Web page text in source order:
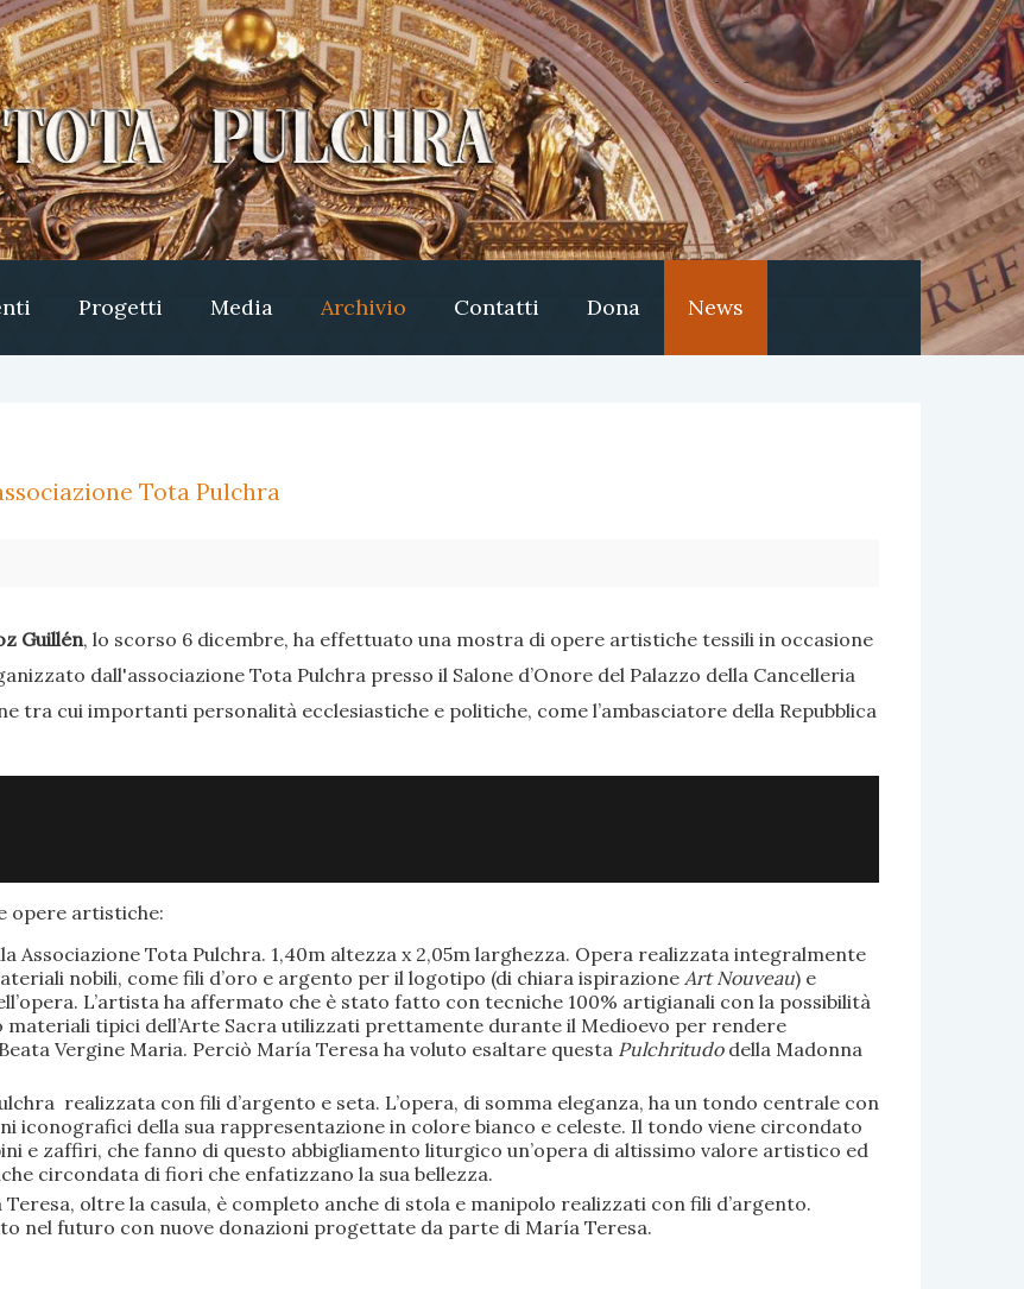
Progetti Media Archivio Contatti Dona News
Tota Pulchra
Guillén, lo scorso 6 dicembre, ha effettuato una mostra di opere artistiche tessili in occasione
dall'associazione Tota Pulchra presso il Salone d’Onore del Palazzo della Cancelleria
tra cui importanti personalità ecclesiastiche e politiche, come l’ambasciatore della Repubblica
opere artistiche:
Associazione Tota Pulchra. 1,40m altezza x 2,05m larghezza. Opera realizzata integralmente
nobili, come fili d’oro e argento per il logotipo (di chiara ispirazioneArt Nouveau) e
L’artista ha affermato che è stato fatto con tecniche 100% artigianali con la possibilità
materiali tipici dell’Arte Sacra utilizzati prettamente durante il Medioevo per rendere
Vergine Maria. Perciò María Teresa ha voluto esaltare questa Pulchritudo della Madonna
realizzata con fili d’argento e seta. L’opera, di somma eleganza, ha un tondo centrale con
iconografici della sua rappresentazione in colore bianco e celeste. Il tondo viene circondato
e zaffiri, che fanno di questo abbigliamento liturgico un’opera di altissimo valore artistico ed
circondata di fiori che enfatizzano la sua bellezza.
oltre la casula, è completo anche di stola e manipolo realizzati con fili d’argento.
nel futuro con nuove donazioni progettate da parte di María Teresa.